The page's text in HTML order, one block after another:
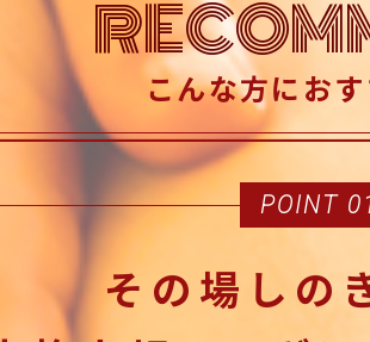
こんな方にお
POINT
その場しの